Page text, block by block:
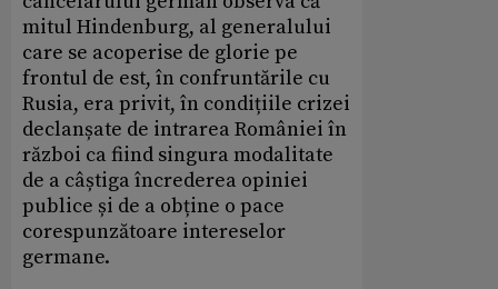
mitul Hindenburg, al generalului
care se acoperise de glorie pe
frontul de est, în confruntările cu
Rusia, era privit, în condițiile crizei
declanșate de intrarea României în
război ca fiind singura modalitate
de a câștiga încrederea opiniei
publice și de a obține o pace
corespunzătoare intereselor
germane.